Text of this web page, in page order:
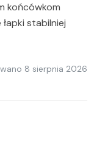
końcówkom
stabilniej
8 sierpnia 2026